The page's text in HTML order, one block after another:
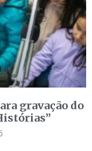
gravação do